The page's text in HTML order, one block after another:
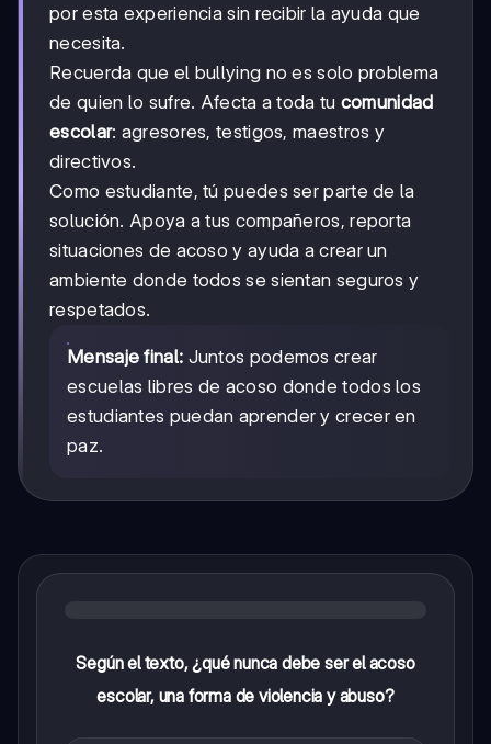
por esta experiencia sin recibir la ayuda que
necesita.
Recuerda que el bullying no es solo problema
de quien lo sufre. Afecta a toda tu comunidad
escolar: agresores, testigos, maestros y
directivos.
Como estudiante, tú puedes ser parte de la
solución. Apoya a tus compañeros, reporta
situaciones de acoso y ayuda a crear un
ambiente donde todos se sientan seguros y
respetados.
Mensaje final: Juntos podemos crear
escuelas libres de acoso donde todos los
estudiantes puedan aprender y crecer en
paz.
Según el texto, ¿qué nunca debe ser el acoso
escolar, una forma de violencia y abuso?